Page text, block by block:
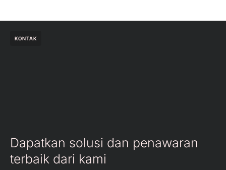
KONTAK
Dapatkan solusi dan penawaran
terbaik dari kami